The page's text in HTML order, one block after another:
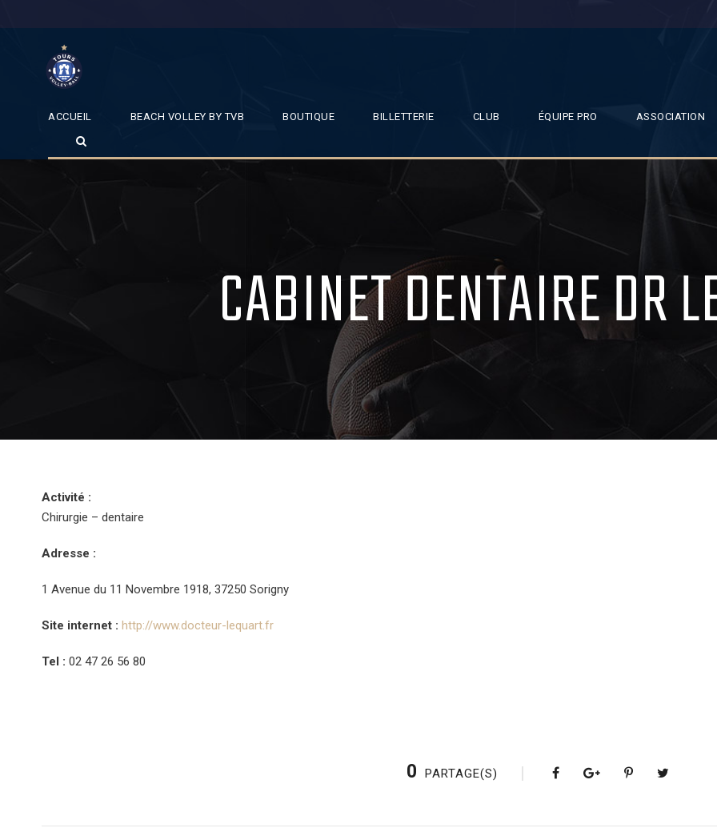
ACCUEIL BEACH VOLLEY BY TVB BOUTIQUE BILLETTERIE CLUB ÉQUIPE PRO ASSOCIATION
CABINET DENTAIRE DR
Activité :
Chirurgie – dentaire
Adresse :
1 Avenue du 11 Novembre 1918, 37250 Sorigny
Site internet : http://www.docteur-lequart.fr
Tel : 02 47 26 56 80
0 PARTAGE(S)